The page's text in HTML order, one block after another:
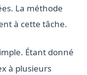
La méthode
à cette tâche.
Étant donné
à plusieurs